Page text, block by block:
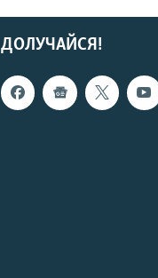
ДОЛУЧАЙСЯ!